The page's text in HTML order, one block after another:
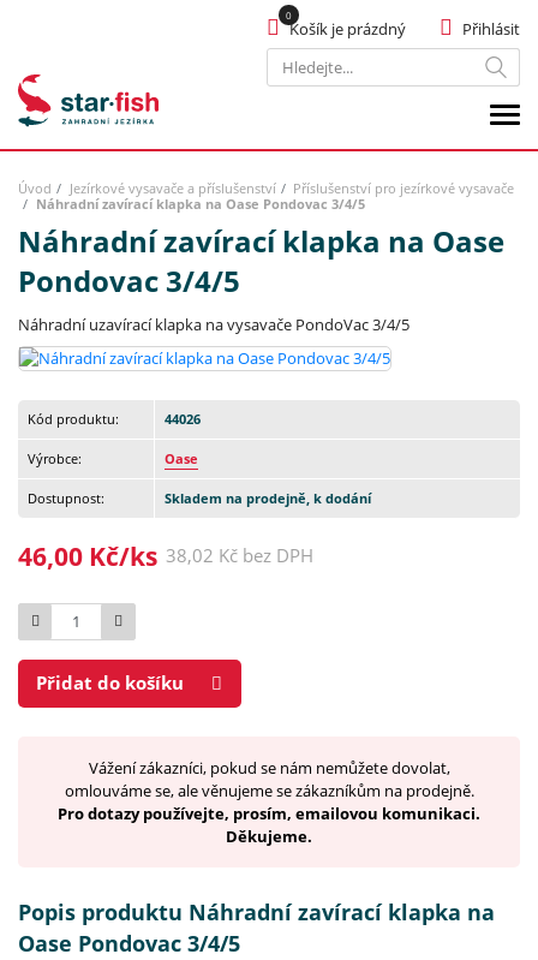
Hledat
Přihlásit
Košík je prázdný
Úvod Jezírkové vysavače a příslušenství
Příslušenství pro jezírkové vysavače
Náhradní zavírací klapka na Oase Pondovac 3/4/5
Náhradní zavírací klapka na Oase
Pondovac 3/4/5
Náhradní uzavírací klapka na vysavače PondoVac 3/4/5
Kód produktu: 44026
Výrobce: Oase
Dostupnost: Skladem na prodejně, k dodání
46,00 Kč/ks 38,02 Kč bez DPH
Počet
Přidat do košíku
Vážení zákazníci, pokud se nám nemůžete dovolat,
omlouváme se, ale věnujeme se zákazníkům na prodejně.
Pro dotazy používejte, prosím, emailovou komunikaci.
Děkujeme.
Popis produktu Náhradní zavírací klapka na
Oase Pondovac 3/4/5